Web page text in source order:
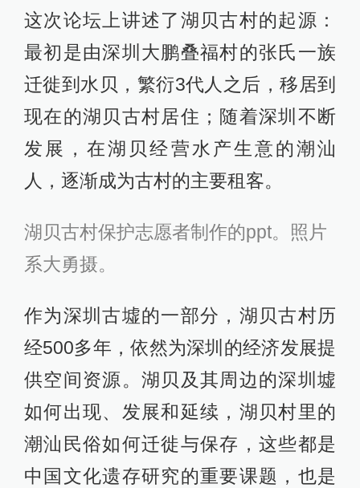
这次论坛上讲述了湖贝古村的起源：
最初是由深圳大鹏叠福村的张氏一族
迁徙到水贝，繁衍3代人之后，移居到
现在的湖贝古村居住；随着深圳不断
发展，在湖贝经营水产生意的潮汕
人，逐渐成为古村的主要租客。
湖贝古村保护志愿者制作的ppt。照片
系大勇摄。
作为深圳古墟的一部分，湖贝古村历
经500多年，依然为深圳的经济发展提
供空间资源。湖贝及其周边的深圳墟
如何出现、发展和延续，湖贝村里的
潮汕民俗如何迁徙与保存，这些都是
中国文化遗存研究的重要课题，也是